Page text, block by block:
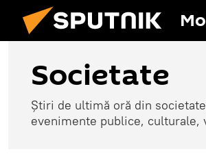
Societate
Știri de ultimă oră din
evenimente publice, culturale,